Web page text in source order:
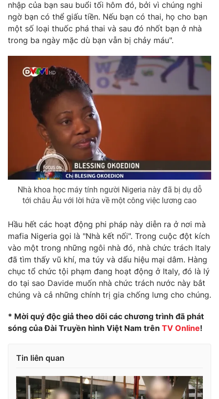
nhập của bạn sau buổi tối hôm đó, bởi vì chúng nghi
ngờ bạn có thể giấu tiền. Nếu bạn có thai, họ cho bạn
một số loại thuốc phá thai và sau đó nhốt bạn ở nhà
trong ba ngày mặc dù bạn vẫn bị chảy máu".
Nhà khoa học máy tính người Nigeria này đã bị dụ dỗ
tới châu Âu với lời hứa về một công việc lương cao
Hầu hết các hoạt động phi pháp này diễn ra ở nơi mà
mafia Nigeria gọi là "Nhà kết nối". Trong cuộc đột kích
vào một trong những ngôi nhà đó, nhà chức trách Italy
đã tìm thấy vũ khí, ma túy và dấu hiệu mại dâm. Hàng
chục tổ chức tội phạm đang hoạt động ở Italy, đó là lý
do tại sao Davide muốn nhà chức trách nước này bắt
chúng và cả những chính trị gia chống lưng cho chúng.
* Mời quý độc giả theo dõi các chương trình đã phát
sóng của Đài Truyền hình Việt Nam trên TV Online!
Tin liên quan